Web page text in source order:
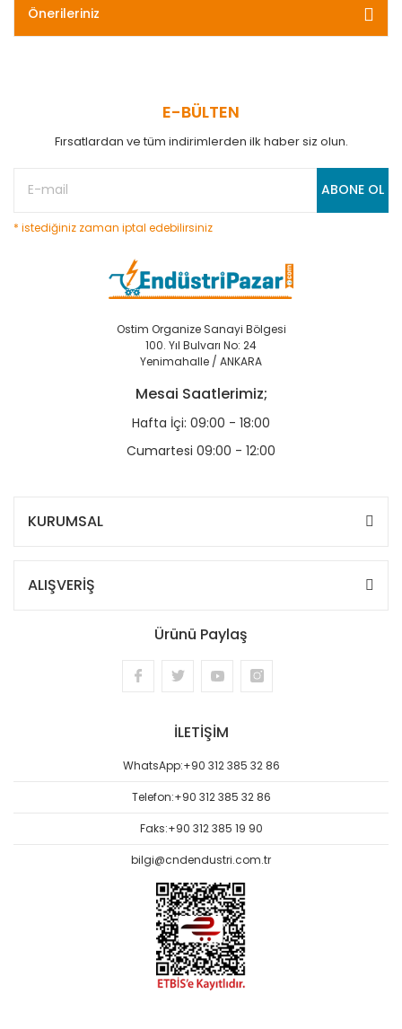
Önerileriniz
E-BÜLTEN
Fırsatlardan ve tüm indirimlerden ilk haber siz olun.
ABONE OL
* istediğiniz zaman iptal edebilirsiniz
Ostim Organize Sanayi Bölgesi
100. Yıl Bulvarı No: 24
Yenimahalle / ANKARA
Mesai Saatlerimiz;
Hafta İçi: 09:00 - 18:00
Cumartesi 09:00 - 12:00
KURUMSAL
ALIŞVERİŞ
Ürünü Paylaş
İLETİŞİM
WhatsApp:+90 312 385 32 86
Telefon:+90 312 385 32 86
Faks:+90 312 385 19 90
bilgi@cndendustri.com.tr